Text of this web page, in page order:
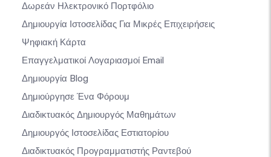
Δωρεάν Ηλεκτρονικό Πορτφόλιο
Δημιουργία Ιστοσελίδας Για Μικρές Επιχειρήσεις
Ψηφιακή Κάρτα
Επαγγελματικοί Λογαριασμοί Email
Δημιουργία Blog
Δημιούργησε Ένα Φόρουμ
Διαδικτυακός Δημιουργός Μαθημάτων
Δημιουργός Ιστοσελίδας Εστιατορίου
Διαδικτυακός Προγραμματιστής Ραντεβού